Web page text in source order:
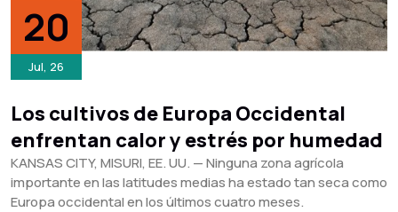
20
Jul, 26
Los cultivos de Europa Occidental
enfrentan calor y estrés por humedad
KANSAS CITY, MISURI, EE. UU. — Ninguna zona agrícola
importante en las latitudes medias ha estado tan seca como
Europa occidental en los últimos cuatro meses.